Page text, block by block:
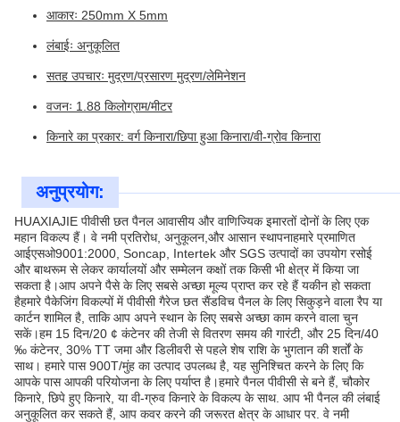
आकारः 250mm X 5mm
लंबाईः अनुकूलित
सतह उपचारः मुद्रण/प्रसारण मुद्रण/लेमिनेशन
वजनः 1.88 किलोग्राम/मीटर
किनारे का प्रकार: वर्ग किनारा/छिपा हुआ किनारा/वी-ग्रोव किनारा
अनुप्रयोग:
HUAXIAJIE पीवीसी छत पैनल आवासीय और वाणिज्यिक इमारतों दोनों के लिए एक
महान विकल्प हैं। वे नमी प्रतिरोध, अनुकूलन,और आसान स्थापनाहमारे प्रमाणित
आईएसओ9001:2000, Soncap, Intertek और SGS उत्पादों का उपयोग रसोई
और बाथरूम से लेकर कार्यालयों और सम्मेलन कक्षों तक किसी भी क्षेत्र में किया जा
सकता है।आप अपने पैसे के लिए सबसे अच्छा मूल्य प्राप्त कर रहे हैं यकीन हो सकता
हैहमारे पैकेजिंग विकल्पों में पीवीसी गैरेज छत सैंडविच पैनल के लिए सिकुड़ने वाला रैप या
कार्टन शामिल है, ताकि आप अपने स्थान के लिए सबसे अच्छा काम करने वाला चुन
सकें।हम 15 दिन/20 ¢ कंटेनर की तेजी से वितरण समय की गारंटी, और 25 दिन/40
‰ कंटेनर, 30% TT जमा और डिलीवरी से पहले शेष राशि के भुगतान की शर्तों के
साथ। हमारे पास 900T/मुंह का उत्पाद उपलब्ध है, यह सुनिश्चित करने के लिए कि
आपके पास आपकी परियोजना के लिए पर्याप्त है।हमारे पैनल पीवीसी से बने हैं, चौकोर
किनारे, छिपे हुए किनारे, या वी-ग्रुव किनारे के विकल्प के साथ. आप भी पैनल की लंबाई
अनुकूलित कर सकते हैं, आप कवर करने की जरूरत क्षेत्र के आधार पर. वे नमी